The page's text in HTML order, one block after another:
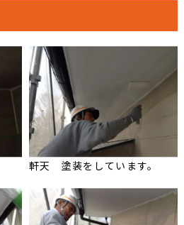
軒天 塗装をしています。